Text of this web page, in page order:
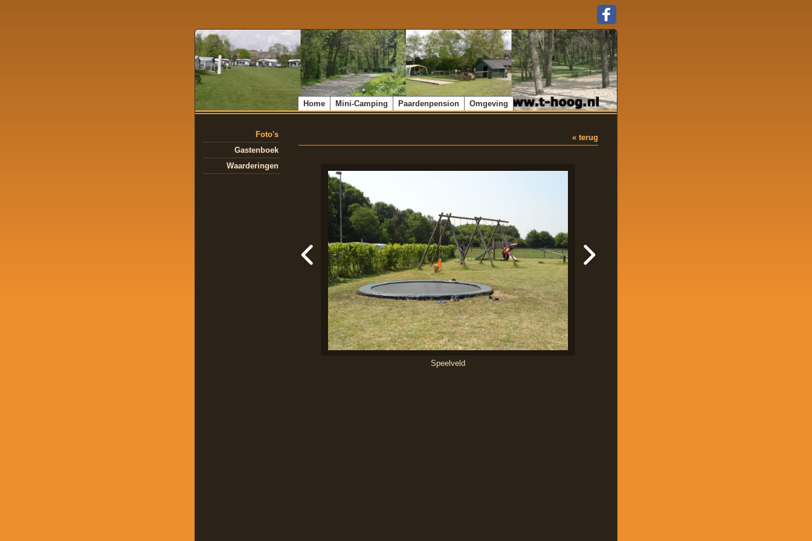
Home Mini-Camping Paardenpension Omgeving
Foto's
Gastenboek
Waarderingen
« terug
Speelveld